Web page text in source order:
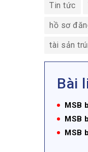
Tin tức
hồ sơ
tài sản
Bài
MSB
MSB
MSB